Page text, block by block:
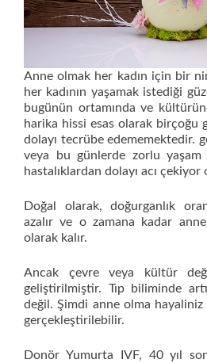
Anne olmak her kadın için bir
her kadının yaşamak istediği
bugünün ortamında ve
harika hissi esas olarak birçoğu
dolayı tecrübe edememektedir.
veya bu günlerde zorlu yaşam
hastalıklardan dolayı acı çekiyor
Doğal olarak, doğurganlık
azalır ve o zamana kadar
olarak kalır.
Ancak çevre veya kültür
geliştirilmiştir. Tıp biliminde
değil. Şimdi anne olma
gerçekleştirilebilir.
Donör Yumurta IVF, 40 yıl